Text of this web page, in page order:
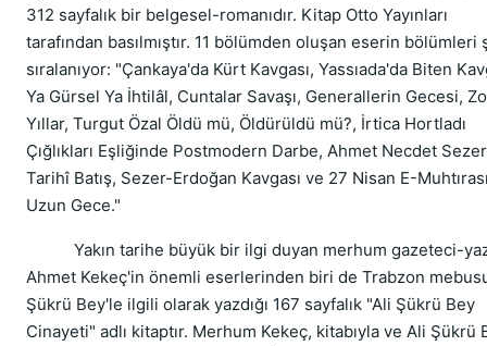
312 sayfalık bir belgesel-romanıdır. Kitap Otto Yayınları
tarafından basılmıştır. 11 bölümden oluşan eserin bölümleri
sıralanıyor: "Çankaya'da Kürt Kavgası, Yassıada'da Biten
Ya Gürsel Ya İhtilâl, Cuntalar Savaşı, Generallerin Gecesi,
Yıllar, Turgut Özal Öldü mü, Öldürüldü mü?, İrtica Hortladı
Çığlıkları Eşliğinde Postmodern Darbe, Ahmet Necdet
Tarihî Batış, Sezer-Erdoğan Kavgası ve 27 Nisan E-
Uzun Gece."
Yakın tarihe büyük bir ilgi duyan merhum gazeteci-
Ahmet Kekeç'in önemli eserlerinden biri de Trabzon
Şükrü Bey'le ilgili olarak yazdığı 167 sayfalık "Ali Şükrü Bey
Cinayeti" adlı kitaptır. Merhum Kekeç, kitabıyla ve Ali Şükrü